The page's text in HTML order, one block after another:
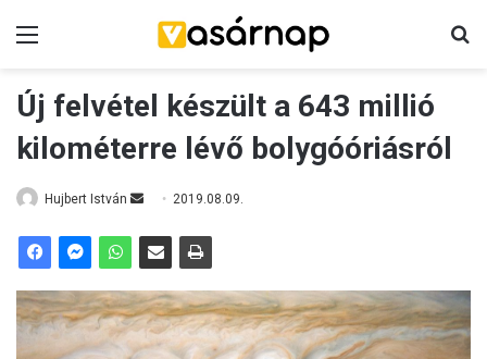
Új felvétel készült a 643 millió
kilométerre lévő bolygóóriásról
Hujbert István
n
a
n
2019.08.09.